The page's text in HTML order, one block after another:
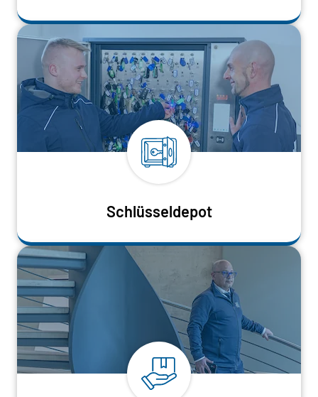
Schlüsseldepot